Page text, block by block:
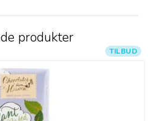
produkter
TILBUD